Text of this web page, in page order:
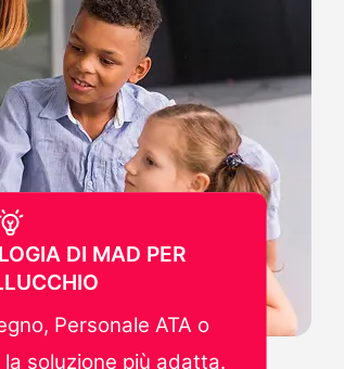
DI MAD PER
Personale ATA o
soluzione più adatta.